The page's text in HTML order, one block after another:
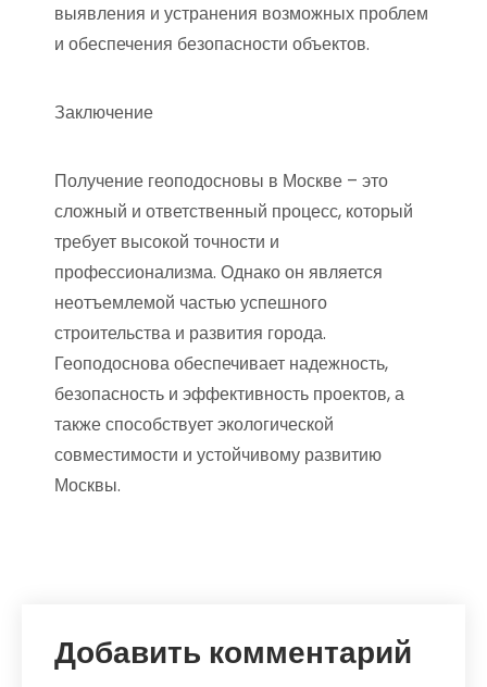
выявления и устранения возможных проблем
и обеспечения безопасности объектов.
Заключение
Получение геоподосновы в Москве – это
сложный и ответственный процесс, который
требует высокой точности и
профессионализма. Однако он является
неотъемлемой частью успешного
строительства и развития города.
Геоподоснова обеспечивает надежность,
безопасность и эффективность проектов, а
также способствует экологической
совместимости и устойчивому развитию
Москвы.
Добавить комментарий